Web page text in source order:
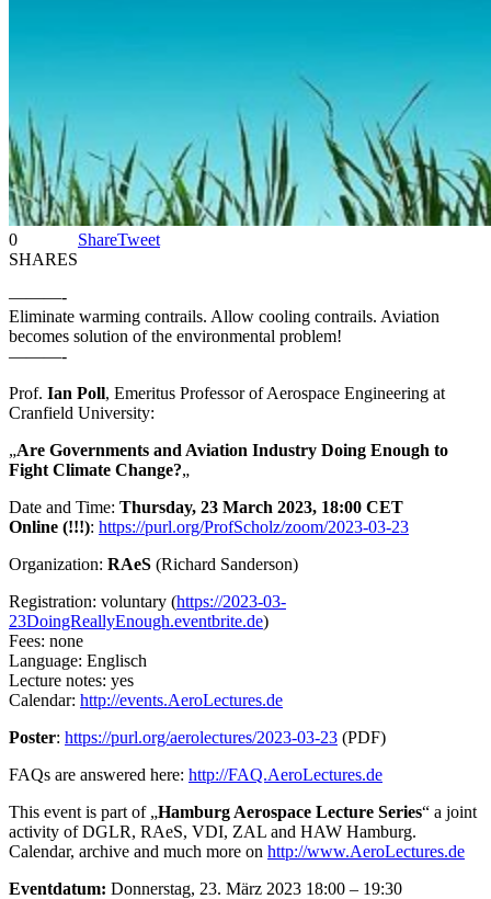
0
SHARES
ShareTweet
———-
Eliminate warming contrails. Allow cooling contrails. Aviation
becomes solution of the environmental problem!
———-
Prof. Ian Poll, Emeritus Professor of Aerospace Engineering at
Cranfield University:
„Are Governments and Aviation Industry Doing Enough to
Fight Climate Change?„
Date and Time: Thursday, 23 March 2023, 18:00 CET
Online (!!!): https://purl.org/ProfScholz/zoom/2023-03-23
Organization: RAeS (Richard Sanderson)
Registration: voluntary (https://2023-03-
23DoingReallyEnough.eventbrite.de)
Fees: none
Language: Englisch
Lecture notes: yes
Calendar: http://events.AeroLectures.de
Poster: https://purl.org/aerolectures/2023-03-23 (PDF)
FAQs are answered here: http://FAQ.AeroLectures.de
This event is part of „Hamburg Aerospace Lecture Series“ a joint
activity of DGLR, RAeS, VDI, ZAL and HAW Hamburg.
Calendar, archive and much more on http://www.AeroLectures.de
Eventdatum: Donnerstag, 23. März 2023 18:00 – 19:30